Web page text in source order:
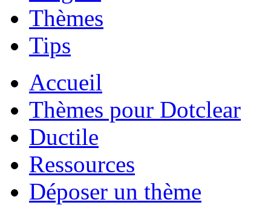
Thèmes
Tips
Accueil
Thèmes pour Dotclear
Ductile
Ressources
Déposer un thème